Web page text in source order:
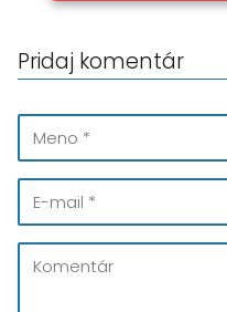
Pridaj komentár